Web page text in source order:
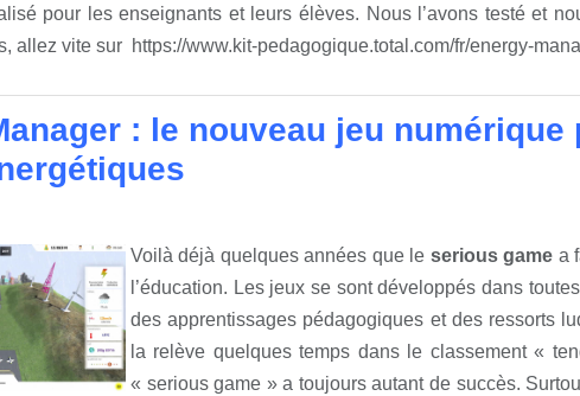
pour les enseignants et leurs élèves. Nous l’avons testé et
allez vite sur https://www.kit-pedagogique.total.com/fr/energy-
: le nouveau jeu
Voilà déjà quelques années que le serious game a
l’éducation. Les jeux se sont développés dans
des apprentissages pédagogiques et des ressorts
la relève quelques temps dans le classement «
« serious game » a toujours autant de succès.